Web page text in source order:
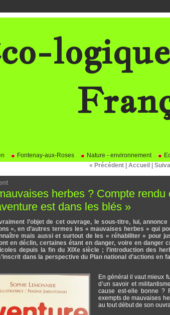
Fontenay-aux-Roses Nature - environnement
« Précédent
Accueil
herbes ? Compte
est dans les blés »
l’objet de cet ouvrage, le sous-titre, lui,
», en d’autres termes les « mauvaises herbes » qui
mais aussi et surtout de les « réhabiliter » pour
en déclin, certaines étant en danger, voire en danger
depuis la fin du XIXe siècle ; l’introduction des
dans la perspective du Plan national d’actions en
En général il vaut mieux
d’un savoir et
cause est-elle bonne ?
exempts de mauvaises
au tout début de son